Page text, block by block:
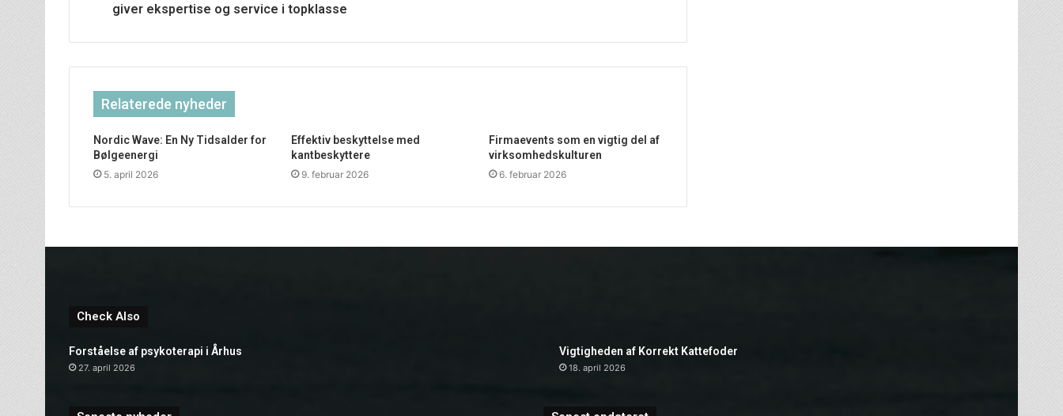
giver ekspertise og service i topklasse
Relaterede nyheder
Nordic Wave: En Ny Tidsalder for
Bølgeenergi
5. april 2026
Effektiv beskyttelse med
kantbeskyttere
9. februar 2026
Firmaevents som en vigtig del af
virksomhedskulturen
6. februar 2026
Check Also
Forståelse af psykoterapi i Århus
27. april 2026
Vigtigheden af Korrekt Kattefoder
18. april 2026